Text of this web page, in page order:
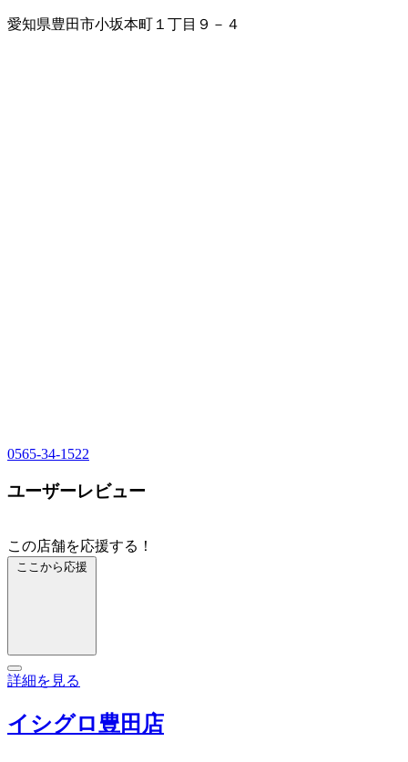
愛知県豊田市小坂本町１丁目９－４
0565-34-1522
ユーザーレビュー
この店舗を応援する！
ここから応援
詳細を見る
イシグロ豊田店